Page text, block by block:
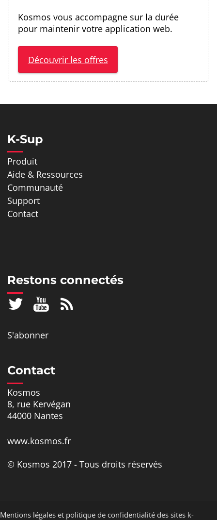
Kosmos vous accompagne sur la durée
pour maintenir votre application web.
Découvrir les offres
K-Sup
Produit
Aide & Ressources
Communauté
Support
Contact
Restons connectés
S'abonner
Contact
Kosmos
8, rue Kervégan
44000 Nantes
www.kosmos.fr
© Kosmos 2017 - Tous droits réservés
Mentions légales et politique de confidentialité des sites k-